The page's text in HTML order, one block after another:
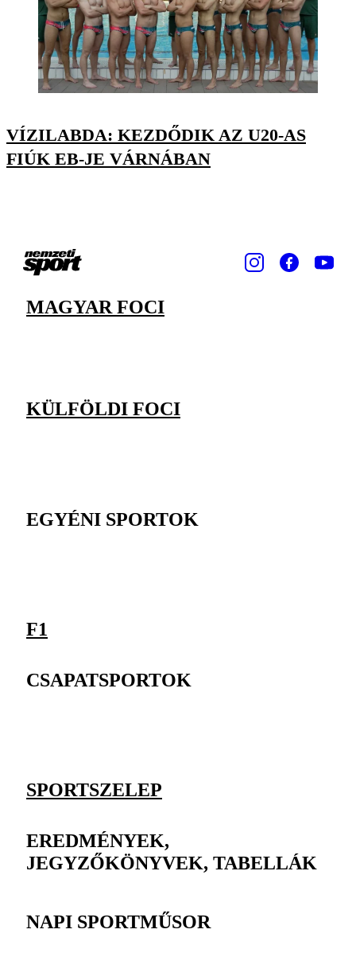
VÍZILABDA: KEZDŐDIK AZ U20-AS
FIÚK EB-JE VÁRNÁBAN
MAGYAR FOCI
KÜLFÖLDI FOCI
EGYÉNI SPORTOK
F1
CSAPATSPORTOK
SPORTSZELEP
EREDMÉNYEK,
JEGYZŐKÖNYVEK, TABELLÁK
NAPI SPORTMŰSOR